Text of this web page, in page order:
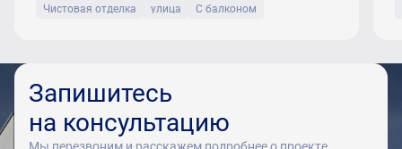
Чистовая отделка
улица С балконом
Запишитесь
на консультацию